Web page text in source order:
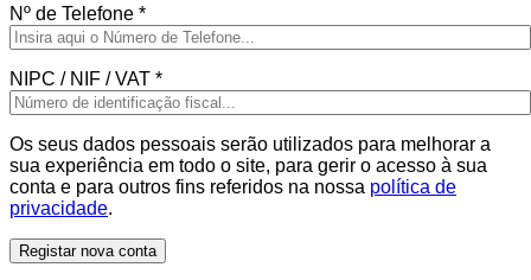
Nº de Telefone *
NIPC / NIF / VAT *
Os seus dados pessoais serão utilizados para melhorar a
sua experiência em todo o site, para gerir o acesso à sua
conta e para outros fins referidos na nossa política de
privacidade.
Registar nova conta